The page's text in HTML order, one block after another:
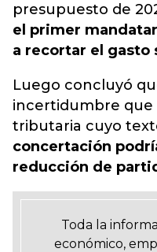
presupuesto de
el primer
a recortar el gasto
Luego concluyó
incertidumbre que
tributaria cuyo
concertación
reducción de
Toda la
económico,